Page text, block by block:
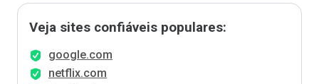
Veja sites confiáveis populares:
google.com
netflix.com